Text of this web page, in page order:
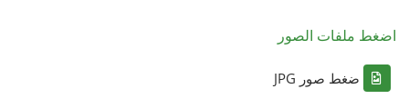
اضغط ملفات الصور
ضغط صور JPG